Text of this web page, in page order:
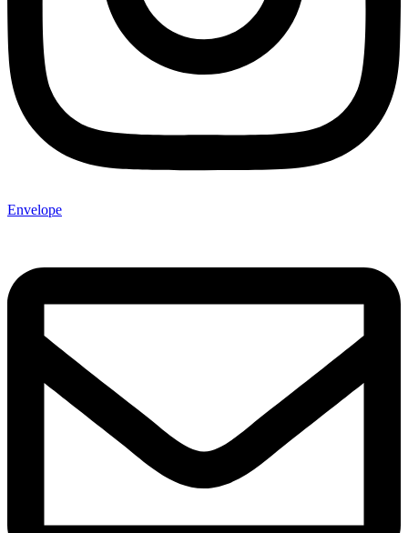
Envelope